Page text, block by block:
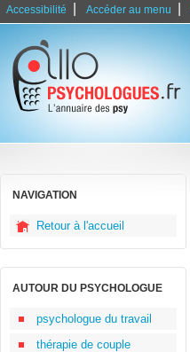
Accessibilité Accéder au menu
NAVIGATION
Retour à l'accueil
AUTOUR DU PSYCHOLOGUE
psychologue du travail
thérapie de couple